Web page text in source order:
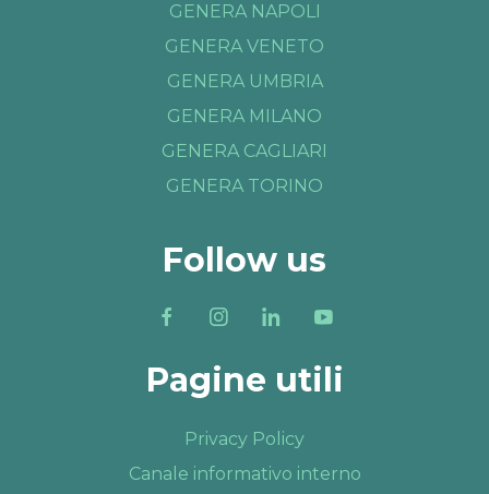
GENERA NAPOLI
GENERA VENETO
GENERA UMBRIA
GENERA MILANO
GENERA CAGLIARI
GENERA TORINO
Follow us
Pagine utili
Privacy Policy
Canale informativo interno